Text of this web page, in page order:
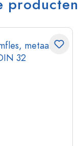
producten